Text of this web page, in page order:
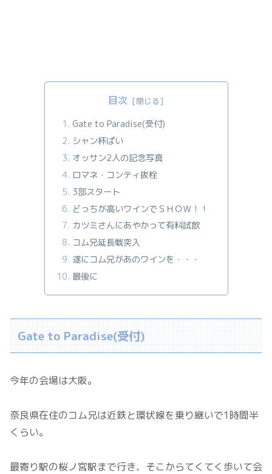
目次
Gate to Paradise(受付)
シャン杯ぱい
オッサン2人の記念写真
ロマネ・コンティ抜栓
3部スタート
どっちが高いワインでＳＨＯＷ！！
カツミさんにあやかって有料試飲
コム兄延長戦突入
遂にコム兄があのワインを・・・
最後に
Gate to Paradise(受付)
今年の会場は大阪。
奈良県在住のコム兄は近鉄と環状線を乗り継いで1時間半
くらい。
最寄り駅の桜ノ宮駅まで行き、そこからてくてく歩いて会